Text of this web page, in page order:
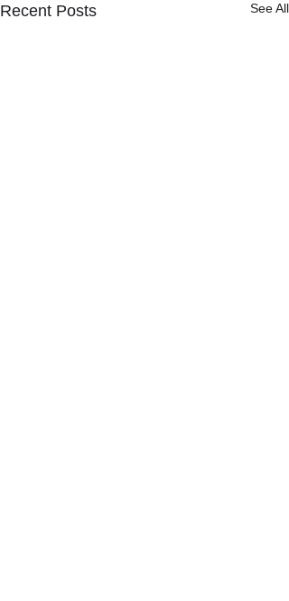
Recent Posts See All